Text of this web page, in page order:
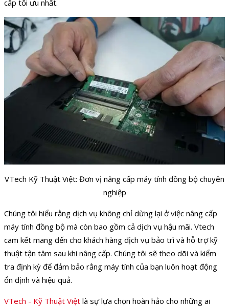
cấp tối ưu nhất.
VTech Kỹ Thuật Việt: Đơn vị nâng cấp máy tính đồng bộ chuyên
nghiệp
Chúng tôi hiểu rằng dịch vụ không chỉ dừng lại ở việc nâng cấp
máy tính đồng bộ mà còn bao gồm cả dịch vụ hậu mãi. Vtech
cam kết mang đến cho khách hàng dịch vụ bảo trì và hỗ trợ kỹ
thuật tận tâm sau khi nâng cấp. Chúng tôi sẽ theo dõi và kiểm
tra định kỳ để đảm bảo rằng máy tính của bạn luôn hoạt động
ổn định và hiệu quả.
VTech - Kỹ Thuật Việt là sự lựa chọn hoàn hảo cho những ai